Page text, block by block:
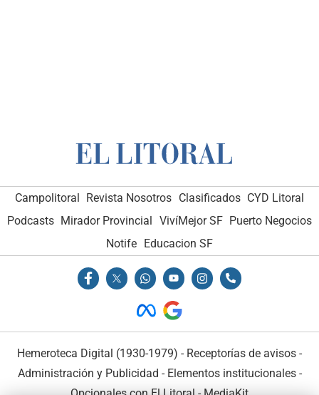
Campolitoral Revista Nosotros Clasificados CYD Litoral
Podcasts Mirador Provincial VivíMejor SF Puerto Negocios
Notife
Educacion SF
Hemeroteca Digital (1930-1979) - Receptorías de avisos -
Administración y Publicidad - Elementos institucionales-